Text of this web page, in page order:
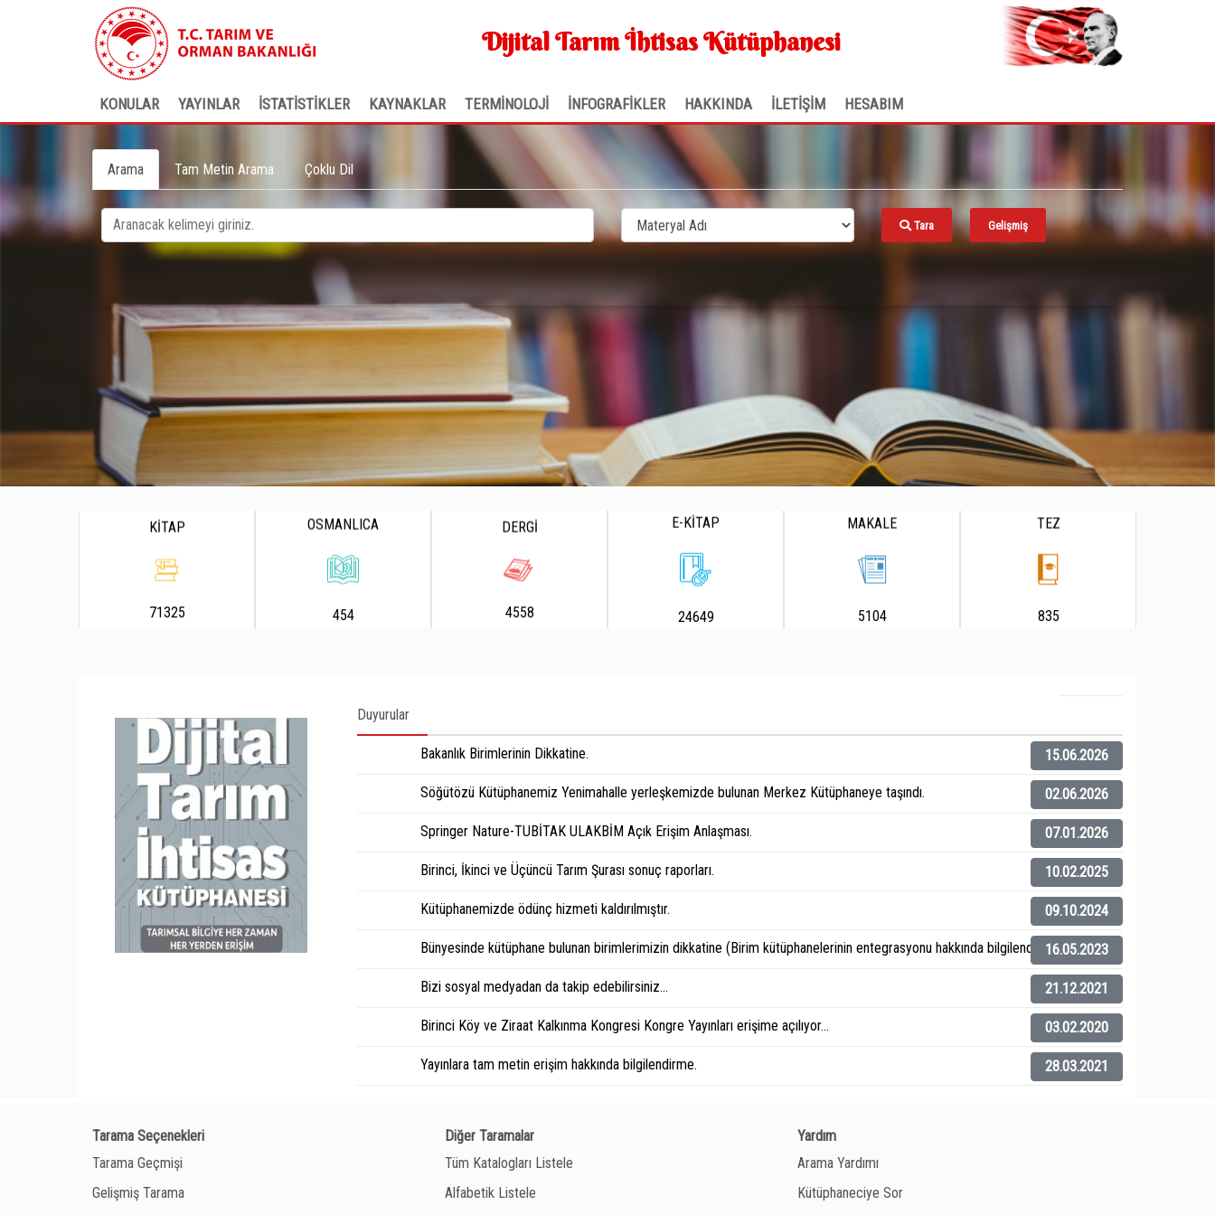
Dijital Tarım İhtisas Kütüphanesi
KONULAR YAYINLAR İSTATİSTİKLER KAYNAKLAR TERMİNOLOJİ İNFOGRAFİKLER HAKKINDA İLETİŞİM HESABIM
Arama Tam Metin Arama Çoklu Dil
Tara Gelişmiş
KİTAP
71325
OSMANLICA
454
DERGİ
4558
E-KİTAP
24649
MAKALE
5104
TEZ
835
Duyurular
Bakanlık Birimlerinin Dikkatine. 15.06.2026
Söğütözü Kütüphanemiz Yenimahalle yerleşkemizde bulunan Merkez Kütüphaneye taşındı. 02.06.2026
Springer Nature-TUBİTAK ULAKBİM Açık Erişim Anlaşması. 07.01.2026
Birinci, İkinci ve Üçüncü Tarım Şurası sonuç raporları. 10.02.2025
Kütüphanemizde ödünç hizmeti kaldırılmıştır. 09.10.2024
Bünyesinde kütüphane bulunan birimlerimizin dikkatine (Birim kütüphanelerinin entegrasyonu hakkında bilgilendirme).16.05.2023
Bizi sosyal medyadan da takip edebilirsiniz... 21.12.2021
Birinci Köy ve Ziraat Kalkınma Kongresi Kongre Yayınları erişime açılıyor... 03.02.2020
Yayınlara tam metin erişim hakkında bilgilendirme. 28.03.2021
Tarama Seçenekleri
Tarama Geçmişi
Gelişmiş Tarama
Diğer Taramalar
Tüm Katalogları Listele
Alfabetik Listele
Yardım
Arama Yardımı
Kütüphaneciye Sor